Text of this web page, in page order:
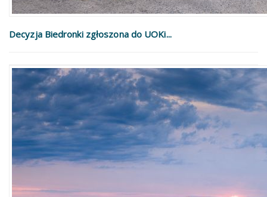
Decyzja Biedronki zgłoszona do UOKi...